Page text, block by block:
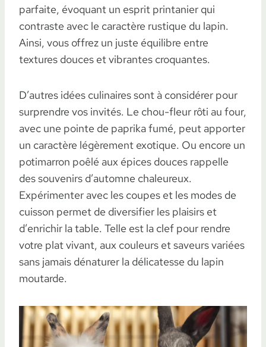
parfaite, évoquant un esprit printanier qui
contraste avec le caractère rustique du lapin.
Ainsi, vous offrez un juste équilibre entre
textures douces et vibrantes croquantes.
D’autres idées culinaires sont à considérer pour
surprendre vos invités. Le chou-fleur rôti au four,
avec une pointe de paprika fumé, peut apporter
un caractère légèrement exotique. Ou encore un
potimarron poêlé aux épices douces rappelle
des souvenirs d’automne chaleureux.
Expérimenter avec les coupes et les modes de
cuisson permet de diversifier les plaisirs et
d’enrichir la table. Telle est la clef pour rendre
votre plat vivant, aux couleurs et saveurs variées
sans jamais dénaturer la délicatesse du lapin
moutarde.